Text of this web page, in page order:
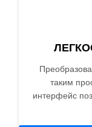
таким
интерфейс